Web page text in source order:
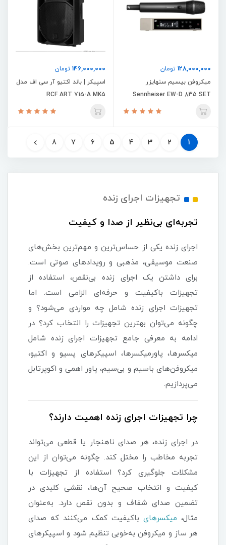
128,000,000 تومان
میکروفن بیسیم سنهایزر
Sennheiser EW-D 835 SET
146,000,000 تومان
اسپیکر | باند اکتیو آر سی اف مدل
RCF ART 715-A MK5
1
2
3
4
5
6
7
8
تجهیزات اجرای زنده
تجربه‌ای بی‌نظیر از صدا و کیفیت
اجرای زنده یکی از حساس‌ترین و مهم‌ترین بخش‌های
صنعت موسیقی، مذهبی و رویدادهای صوتی است.
برای داشتن یک اجرای زنده بی‌نقص، استفاده از
تجهیزات باکیفیت و حرفه‌ای الزامی است. اما
تجهیزات اجرای زنده شامل چه مواردی می‌شود؟ و
چگونه می‌توان بهترین تجهیزات را انتخاب کرد؟ در
ادامه به معرفی جامع تجهیزات اجرای زنده شامل
میکسرها، پاورمیکسرها، اسپیکرهای پسیو و اکتیو،
میکروفن‌های باسیم و بی‌سیم، پاور اهمی و اکوپرتابل
می‌پردازیم.
چرا تجهیزات اجرای زنده اهمیت دارند؟
در اجرای زنده، هر صدای ناهنجار یا قطعی می‌تواند
تجربه مخاطب را مختل کند. چگونه می‌توان از این
مشکلات جلوگیری کرد؟ استفاده از تجهیزات با
کیفیت و انتخاب صحیح آن‌ها، نقشی کلیدی در
تضمین صدای شفاف و بدون نقص دارد. به‌عنوان
مثال، میکسرهای باکیفیت کمک می‌کنند که صدای
هر ساز و میکروفن به‌خوبی تنظیم شود و اسپیکرهای